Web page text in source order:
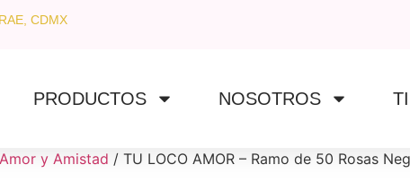
CDMX
PRODUCTOS NOSOTROS
Amor y Amistad / TU LOCO AMOR – Ramo de 50 Rosas